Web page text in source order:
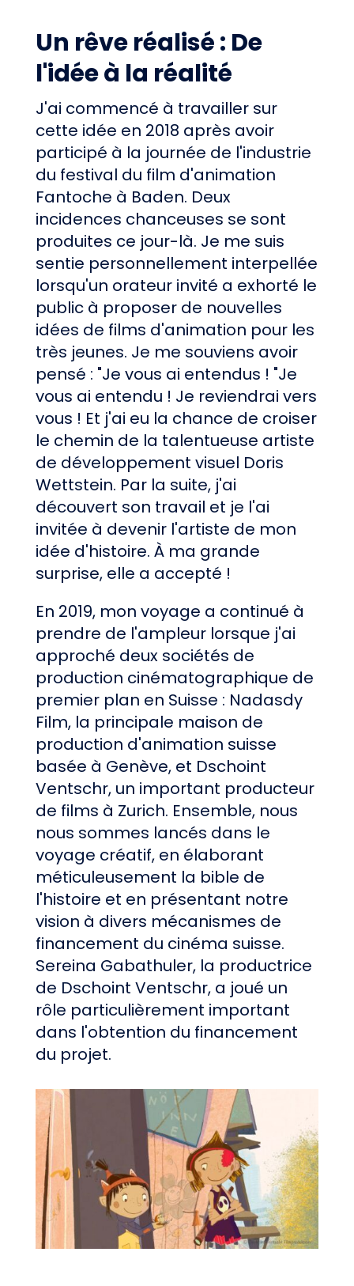
Un rêve réalisé : De
l'idée à la réalité
J'ai commencé à travailler sur
cette idée en 2018 après avoir
participé à la journée de l'industrie
du festival du film d'animation
Fantoche à Baden. Deux
incidences chanceuses se sont
produites ce jour-là. Je me suis
sentie personnellement interpellée
lorsqu'un orateur invité a exhorté le
public à proposer de nouvelles
idées de films d'animation pour les
très jeunes. Je me souviens avoir
pensé : "Je vous ai entendus ! "Je
vous ai entendu ! Je reviendrai vers
vous ! Et j'ai eu la chance de croiser
le chemin de la talentueuse artiste
de développement visuel Doris
Wettstein. Par la suite, j'ai
découvert son travail et je l'ai
invitée à devenir l'artiste de mon
idée d'histoire. À ma grande
surprise, elle a accepté !
En 2019, mon voyage a continué à
prendre de l'ampleur lorsque j'ai
approché deux sociétés de
production cinématographique de
premier plan en Suisse : Nadasdy
Film, la principale maison de
production d'animation suisse
basée à Genève, et Dschoint
Ventschr, un important producteur
de films à Zurich. Ensemble, nous
nous sommes lancés dans le
voyage créatif, en élaborant
méticuleusement la bible de
l'histoire et en présentant notre
vision à divers mécanismes de
financement du cinéma suisse.
Sereina Gabathuler, la productrice
de Dschoint Ventschr, a joué un
rôle particulièrement important
dans l'obtention du financement
du projet.